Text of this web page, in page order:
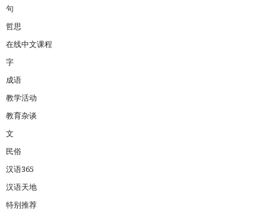
句
哲思
在线中文课程
字
成语
教学活动
教育杂谈
文
民俗
汉语365
汉语天地
特别推荐